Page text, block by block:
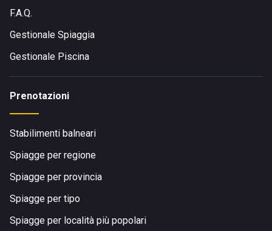
F.A.Q.
Gestionale Spiaggia
Gestionale Piscina
Prenotazioni
Stabilimenti balneari
Spiagge per regione
Spiagge per provincia
Spiagge per tipo
Spiagge per località più popolari